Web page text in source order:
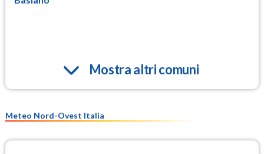
Mostra altri comuni
Meteo Nord-Ovest Italia